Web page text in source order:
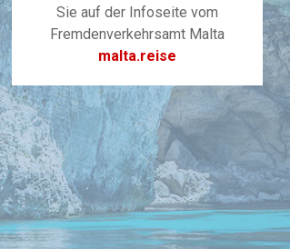
Sie auf der Infoseite vom
Fremdenverkehrsamt Malta
malta.reise